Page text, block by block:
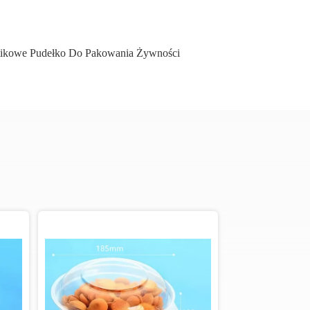
Pudełko Do Pakowania Żywności